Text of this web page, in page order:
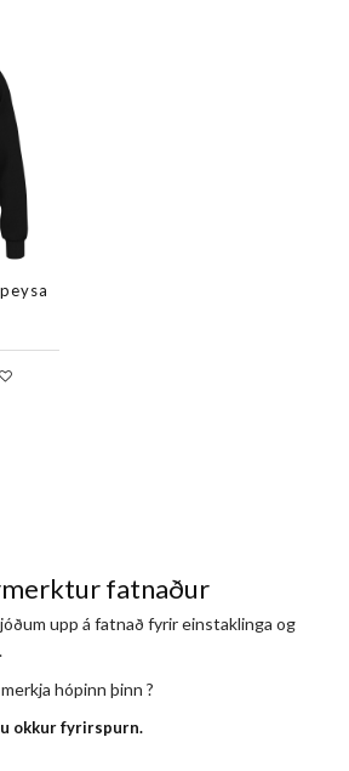
fatnaður
upp á fatnað fyrir einstaklinga og
hópinn þinn ?
okkur fyrirspurn.